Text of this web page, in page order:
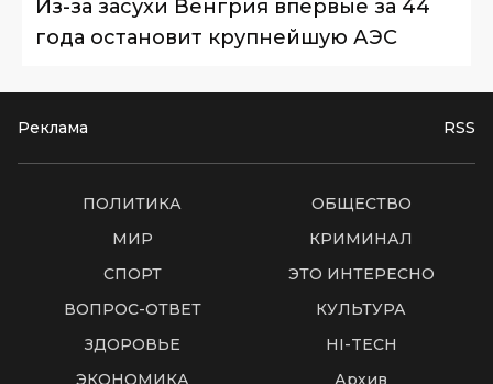
Из-за засухи Венгрия впервые за 44
года остановит крупнейшую АЭС
Реклама RSS
ПОЛИТИКА
ОБЩЕСТВО
МИР
КРИМИНАЛ
СПОРТ
ЭТО ИНТЕРЕСНО
ВОПРОС-ОТВЕТ
КУЛЬТУРА
ЗДОРОВЬЕ
HI-TECH
ЭКОНОМИКА
Архив